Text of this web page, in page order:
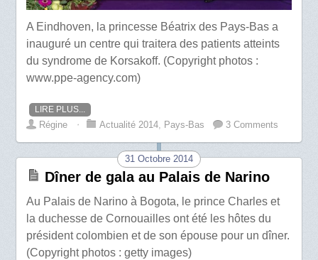
A Eindhoven, la princesse Béatrix des Pays-Bas a
inauguré un centre qui traitera des patients atteints
du syndrome de Korsakoff. (Copyright photos :
www.ppe-agency.com)
LIRE PLUS...
Régine ⋅ Actualité 2014, Pays-Bas 3 Comments
31 Octobre 2014
Dîner de gala au Palais de Narino
Au Palais de Narino à Bogota, le prince Charles et
la duchesse de Cornouailles ont été les hôtes du
président colombien et de son épouse pour un dîner.
(Copyright photos : getty images)